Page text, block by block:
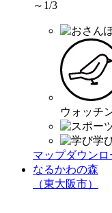
～1/3
ウォッチ
学
マップダウンロ
なるかわの森
（東大阪市）